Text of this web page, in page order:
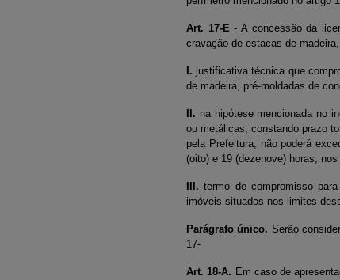
Art. 17-E - A concessão da
cravação de estacas de
I. justificativa técnica que
de madeira, pré-moldadas de
II. na hipótese mencionada no
ou metálicas, constando prazo
pela Prefeitura, não poderá
(oito) e 19 (dezenove) horas,
III. termo de compromisso
imóveis situados nos limites
Parágrafo único. Serão
17-
Art. 18-A. Em caso de